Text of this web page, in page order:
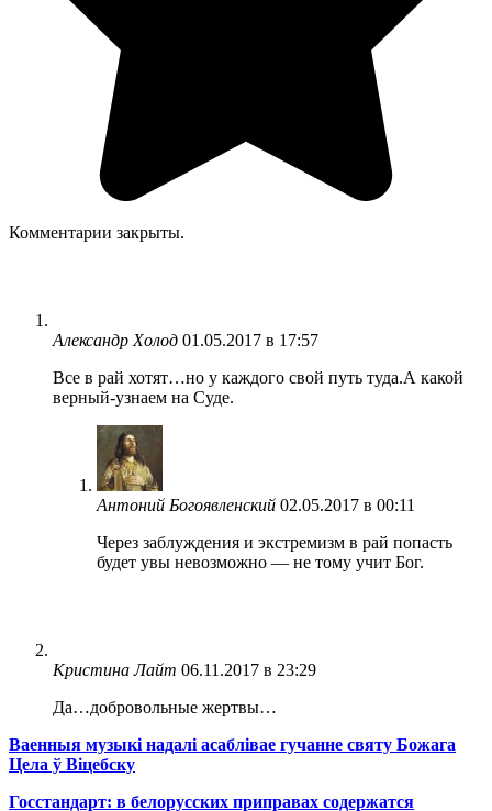
Комментарии закрыты.
Александр Холод 01.05.2017 в 17:57
Все в рай хотят…но у каждого свой путь туда.А какой
верный-узнаем на Суде.
Антоний Богоявленский 02.05.2017 в 00:11
Через заблуждения и экстремизм в рай попасть
будет увы невозможно — не тому учит Бог.
Кристина Лайт 06.11.2017 в 23:29
Да…добровольные жертвы…
Ваенныя музыкі надалі асаблівае гучанне святу Божага
Цела ў Віцебску
Госстандарт: в белорусских приправах содержатся